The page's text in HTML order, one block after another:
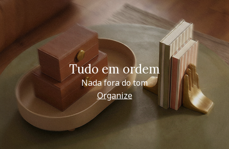
Tudo em ordem
Nada fora do tom
Organize